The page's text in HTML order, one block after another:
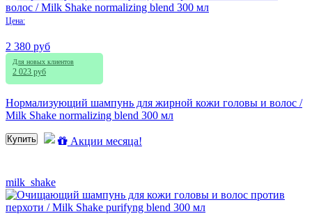
Цена:
2 380 руб
Для новых клиентов
2 023 руб
Нормализующий шампунь для жирной кожи головы и волос /
Milk Shake normalizing blend 300 мл
Купить Акции месяца!
milk_shake